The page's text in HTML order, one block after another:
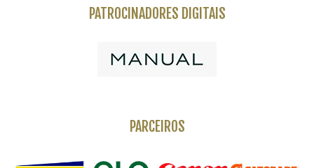
PATROCINADORES DIGITAIS
PARCEIROS